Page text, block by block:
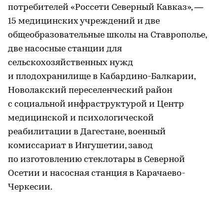
потребителей «Россети Северный Кавказ», —
15 медицинских учреждений и две
общеобразовательные школы на Ставрополье,
две насосные станции для
сельскохозяйственных нужд
и плодохранилище в Кабардино-Балкарии,
Новолакский переселенческий район
с социальной инфраструктурой и Центр
медицинской и психологической
реабилитации в Дагестане, военный
комиссариат в Ингушетии, завод
по изготовлению стеклотары в Северной
Осетии и насосная станция в Карачаево-
Черкесии.